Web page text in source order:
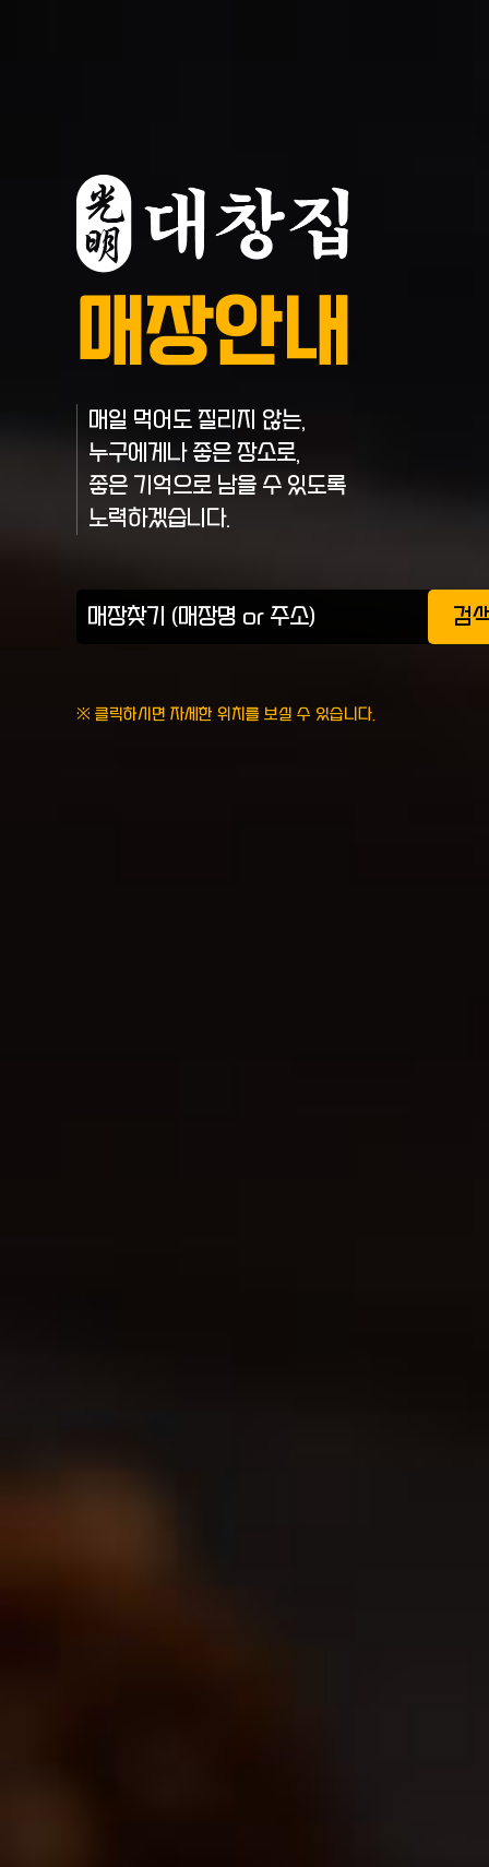
매장안내
매일 먹어도 질리지 않는,
누구에게나 좋은 장소로,
좋은 기억으로 남을 수 있도록
노력하겠습니다.
검
※ 클릭하시면 자세한 위치를 보실 수 있습니다.